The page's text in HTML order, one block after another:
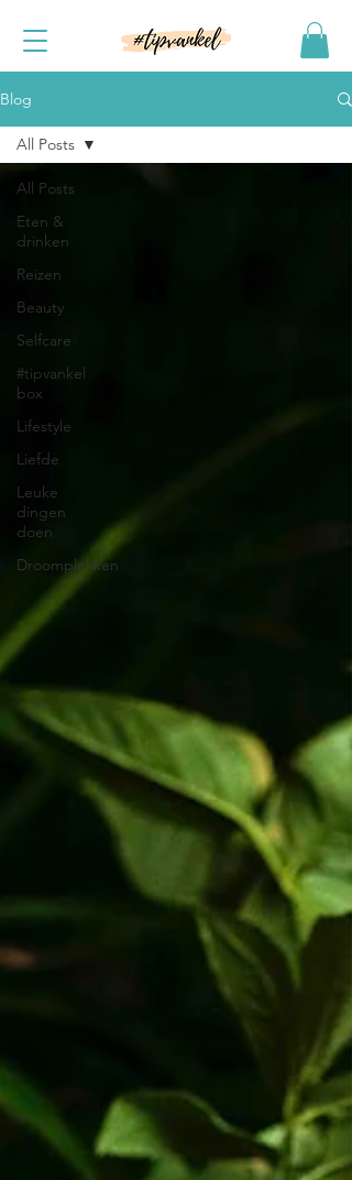
Blog
All Posts
Eten &
drinken
Reizen
Beauty
Selfcare
#tipvankel
box
Lifestyle
Liefde
Leuke
dingen
doen
Droomplekken
All Posts